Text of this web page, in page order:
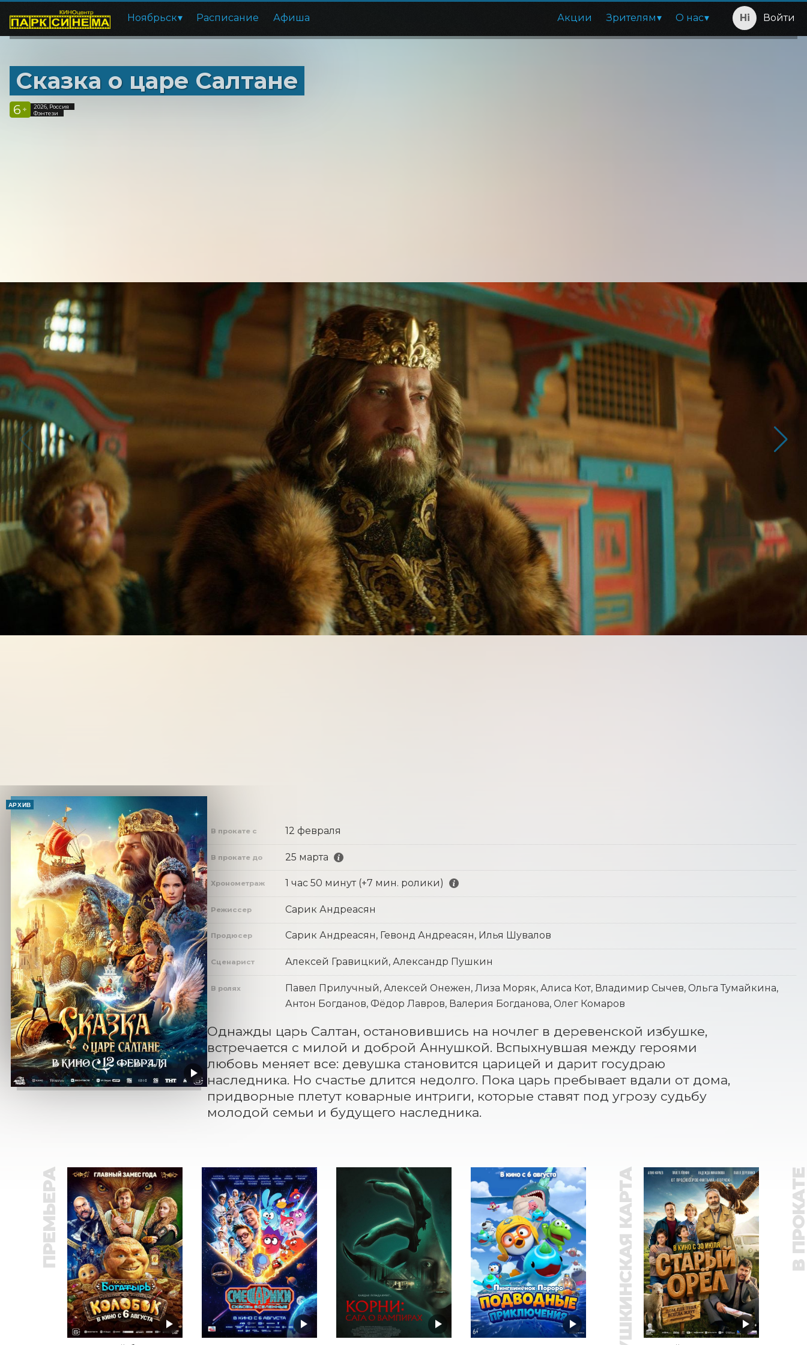
Ноябрьск Расписание Афиша Акции Зрителям О нас Войти
Сказка о царе Салтане
6 +
2026, Россия
Фэнтези
АРХИВ
В прокате с 12 февраля
В прокате до 25 марта
Хронометраж 1 час 50 минут (+7 мин. ролики)
Режиссер Сарик Андреасян
Продюсер Сарик Андреасян, Гевонд Андреасян, Илья Шувалов
Сценарист Алексей Гравицкий, Александр Пушкин
В ролях
Павел Прилучный, Алексей Онежен, Лиза Моряк, Алиса Кот, Владимир Сычев, Ольга Тумайкина,
Антон Богданов, Фёдор Лавров, Валерия Богданова, Олег Комаров
Однажды царь Салтан, остановившись на ночлег в деревенской избушке,
встречается с милой и доброй Аннушкой. Вспыхнувшая между героями
любовь меняет все: девушка становится царицей и дарит госудраю
наследника. Но счастье длится недолго. Пока царь пребывает вдали от дома,
придворные плетут коварные интриги, которые ставят под угрозу судьбу
молодой семьи и будущего наследника.
ПРЕМЬЕРА ПУШКИНСКАЯ КАРТА В